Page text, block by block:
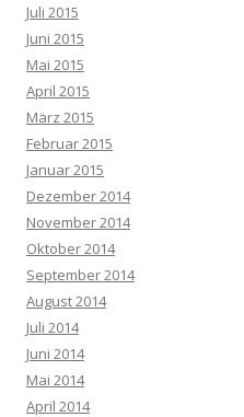
Juli 2015
Juni 2015
Mai 2015
April 2015
März 2015
Februar 2015
Januar 2015
Dezember 2014
November 2014
Oktober 2014
September 2014
August 2014
Juli 2014
Juni 2014
Mai 2014
April 2014